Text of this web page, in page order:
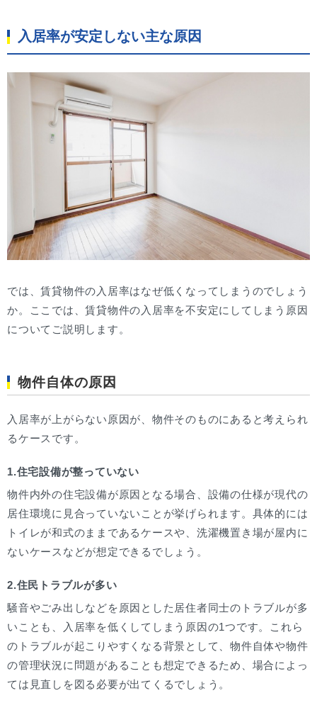
入居率が安定しない主な原因
では、賃貸物件の入居率はなぜ低くなってしまうのでしょう
か。ここでは、賃貸物件の入居率を不安定にしてしまう原因
についてご説明します。
物件自体の原因
入居率が上がらない原因が、物件そのものにあると考えられ
るケースです。
1.住宅設備が整っていない
物件内外の住宅設備が原因となる場合、設備の仕様が現代の
居住環境に見合っていないことが挙げられます。具体的には
トイレが和式のままであるケースや、洗濯機置き場が屋内に
ないケースなどが想定できるでしょう。
2.住民トラブルが多い
騒音やごみ出しなどを原因とした居住者同士のトラブルが多
いことも、入居率を低くしてしまう原因の1つです。これら
のトラブルが起こりやすくなる背景として、物件自体や物件
の管理状況に問題があることも想定できるため、場合によっ
ては見直しを図る必要が出てくるでしょう。